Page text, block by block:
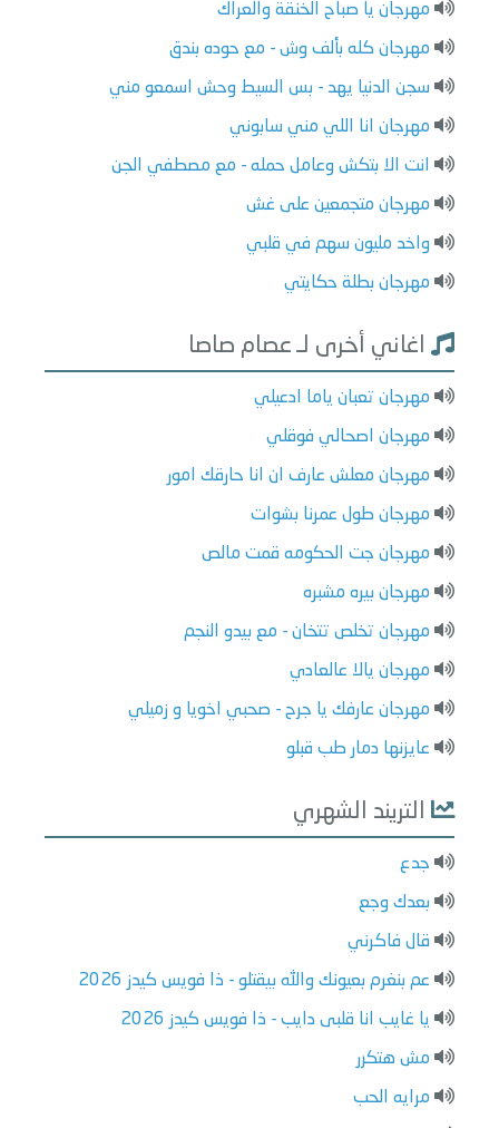
مهرجان يا صباح الخنقة والعراك
مهرجان كله بألف وش - مع حوده بندق
سجن الدنيا يهد - بس السيط وحش اسمعو مني
مهرجان انا اللي مني سابوني
انت الا بتكش وعامل حمله - مع مصطفي الجن
مهرجان متجمعين على غش
واخد مليون سهم في قلبي
مهرجان بطلة حكايتي
اغاني أخرى لـ عصام صاصا
مهرجان تعبان ياما ادعيلي
مهرجان اصحالي فوقلي
مهرجان معلش عارف ان انا حارقك امور
مهرجان طول عمرنا بشوات
مهرجان جت الحكومه قمت مالص
مهرجان بيره مشبره
مهرجان تخلص تتخان - مع بيدو النجم
مهرجان يالا عالعادي
مهرجان عارفك يا جرح - صحبي اخويا و زميلي
عايزنها دمار طب قبلو
التريند الشهري
جدع
بعدك وجع
قال فاكرني
عم بنغرم بعيونك والله بيقتلو - ذا فويس كيدز 2026
يا غايب انا قلبى دايب - ذا فويس كيدز 2026
مش هتكرر
مرايه الحب